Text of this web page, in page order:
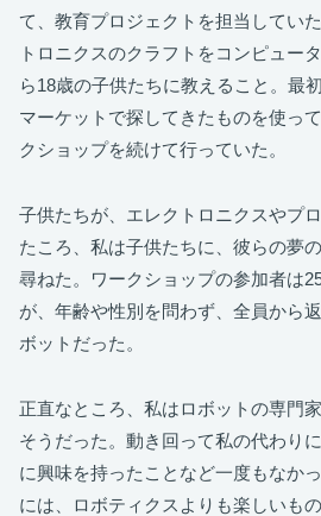
て、教育プロジェクトを担当してい
トロニクスのクラフトをコンピュー
ら18歳の子供たちに教えること。最
マーケットで探してきたものを使っ
クショップを続けて行っていた。
子供たちが、エレクトロニクスやプ
たころ、私は子供たちに、彼らの夢
尋ねた。ワークショップの参加者は
が、年齢や性別を問わず、全員から
ボットだった。
正直なところ、私はロボットの専門
そうだった。動き回って私の代わり
に興味を持ったことなど一度もなか
には、ロボティクスよりも楽しいも